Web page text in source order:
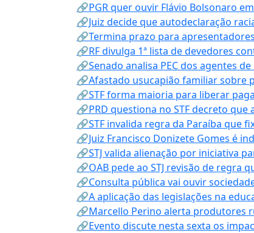
🔗PGR quer ouvir Flávio Bolsonaro
🔗Juiz decide que autodeclaração
🔗Termina prazo para
🔗RF divulga 1ª lista de devedores
🔗Senado analisa PEC dos agentes
🔗Afastado usucapião familiar sobre
🔗STF forma maioria para liberar
🔗PRD questiona no STF decreto
🔗STF invalida regra da Paraíba que
🔗Juiz Francisco Donizete Gomes é
🔗STJ valida alienação por iniciativa
🔗OAB pede ao STJ revisão de regra
🔗Consulta pública vai ouvir
🔗A aplicação das legislações na
🔗Marcello Perino alerta produtores
🔗Evento discute nesta sexta os